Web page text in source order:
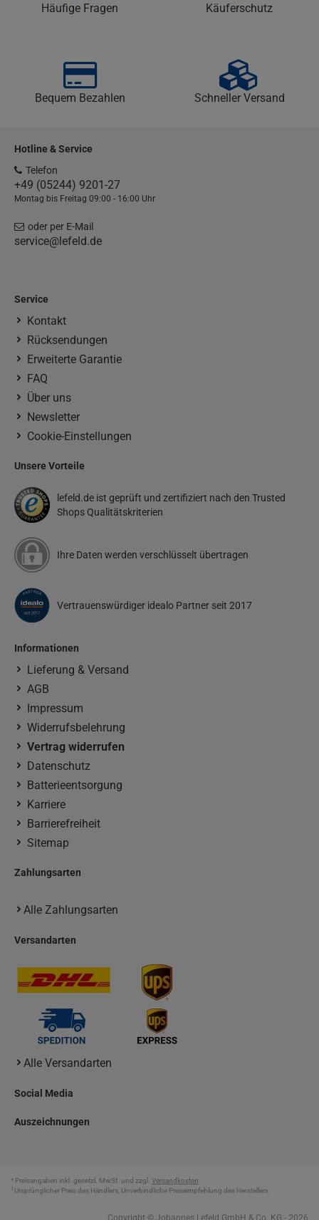
Häufige Fragen Käuferschutz
Bequem Bezahlen Schneller Versand
Hotline & Service
Telefon
+49 (05244) 9201-27
Montag bis Freitag 09:00 - 16:00 Uhr
oder per E-Mail
service@lefeld.de
Service
Kontakt
Rücksendungen
Erweiterte Garantie
FAQ
Über uns
Newsletter
Cookie-Einstellungen
Unsere Vorteile
lefeld.de ist geprüft und zertifiziert nach den Trusted
Shops Qualitätskriterien
Ihre Daten werden verschlüsselt übertragen
Vertrauenswürdiger idealo Partner seit 2017
Informationen
Lieferung & Versand
AGB
Impressum
Widerrufsbelehrung
Vertrag widerrufen
Datenschutz
Batterieentsorgung
Karriere
Barrierefreiheit
Sitemap
Zahlungsarten
Alle Zahlungsarten
Versandarten
Alle Versandarten
Social Media
Auszeichnungen
* Preisangaben inkl. gesetzl. MwSt. und zzgl. Versandkosten
1 Ursprünglicher Preis des Händlers, Unverbindliche Preisempfehlung des Herstellers